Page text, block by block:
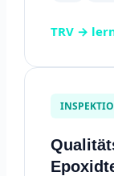
TRV →